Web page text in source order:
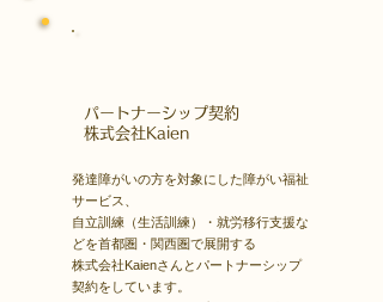
​パートナーシップ契約
​株式会社Kaien
発達障がいの方を対象にした障がい福祉
サービス、
自立訓練（生活訓練）・就労移行支援な
どを首都圏・関西圏で展開する
株式会社Kaienさんとパートナーシップ
契約をしています。